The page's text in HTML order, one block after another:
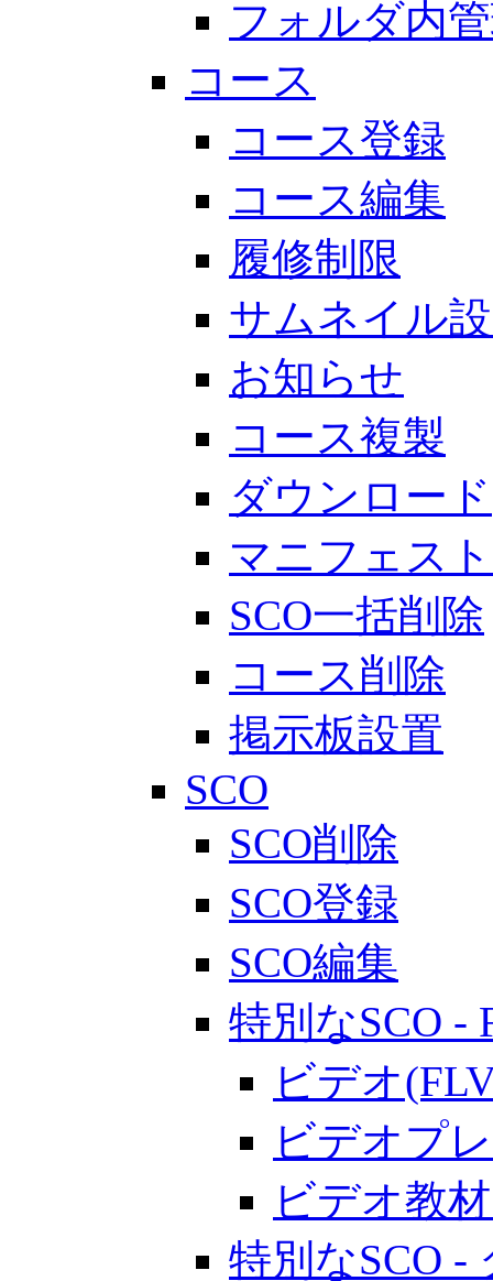
フォルダ内
コース
コース登録
コース編集
履修制限
サムネイル
お知らせ
コース複製
ダウンロード
マニフェス
SCO一括削除
コース削除
掲示板設置
SCO
SCO削除
SCO登録
SCO編集
特別なSCO -
ビデオ
ビデオプ
ビデオ教
特別なSCO -